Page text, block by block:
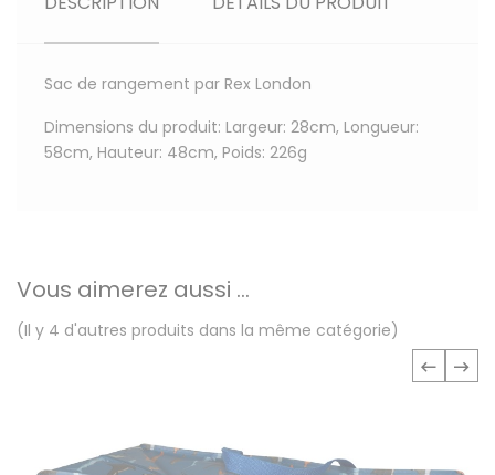
Sac de rangement par Rex London
Dimensions du produit: Largeur: 28cm, Longueur:
58cm, Hauteur: 48cm, Poids: 226g
Vous aimerez aussi ...
(Il y 4 d'autres produits dans la même catégorie)